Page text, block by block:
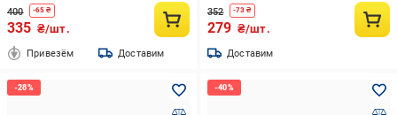
400 -65 ₴
335 ₴/шт.
Привезём Доставим
352 -73 ₴
279 ₴/шт.
Доставим